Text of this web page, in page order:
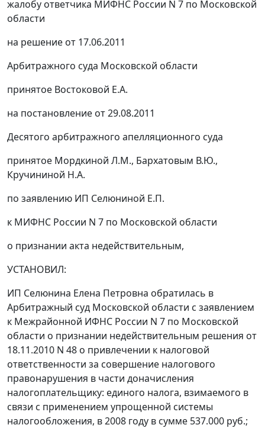
жалобу ответчика МИФНС России N 7 по Московской
области
на решение от 17.06.2011
Арбитражного суда Московской области
принятое Востоковой Е.А.
на постановление от 29.08.2011
Десятого арбитражного апелляционного суда
принятое Мордкиной Л.М., Бархатовым В.Ю.,
Кручининой Н.А.
по заявлению ИП Селюниной Е.П.
к МИФНС России N 7 по Московской области
о признании акта недействительным,
УСТАНОВИЛ:
ИП Селюнина Елена Петровна обратилась в
Арбитражный суд Московской области с заявлением
к Межрайонной ИФНС России N 7 по Московской
области о признании недействительным решения от
18.11.2010 N 48 о привлечении к налоговой
ответственности за совершение налогового
правонарушения в части доначисления
налогоплательщику: единого налога, взимаемого в
связи с применением упрощенной системы
налогообложения, в 2008 году в сумме 537.000 руб.;